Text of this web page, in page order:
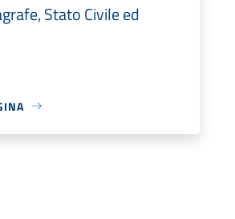
Stato Civile ed